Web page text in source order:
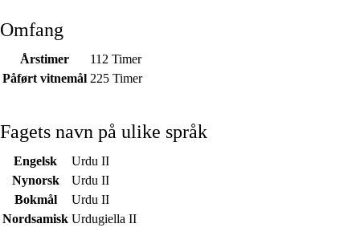
Omfang
Årstimer
112 Timer
Påført vitnemål 225 Timer
Fagets navn på ulike språk
Engelsk
Urdu II
Nynorsk
Urdu II
Bokmål
Urdu II
Nordsamisk Urdugiella II